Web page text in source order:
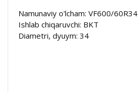
Namunaviy o'lcham: VF600/60R34
Ishlab chiqaruvchi: BKT
Diametri, dyuym: 34